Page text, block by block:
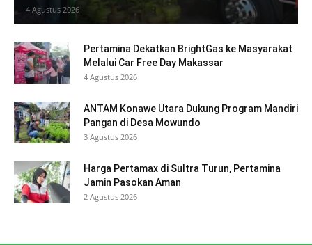
4 Agustus 2026
Pertamina Dekatkan BrightGas ke Masyarakat
Melalui Car Free Day Makassar
4 Agustus 2026
ANTAM Konawe Utara Dukung Program Mandiri
Pangan di Desa Mowundo
3 Agustus 2026
Harga Pertamax di Sultra Turun, Pertamina
Jamin Pasokan Aman
2 Agustus 2026